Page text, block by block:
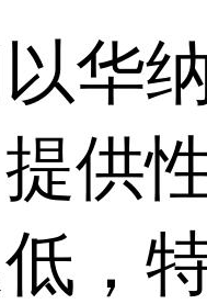
纳
供
，